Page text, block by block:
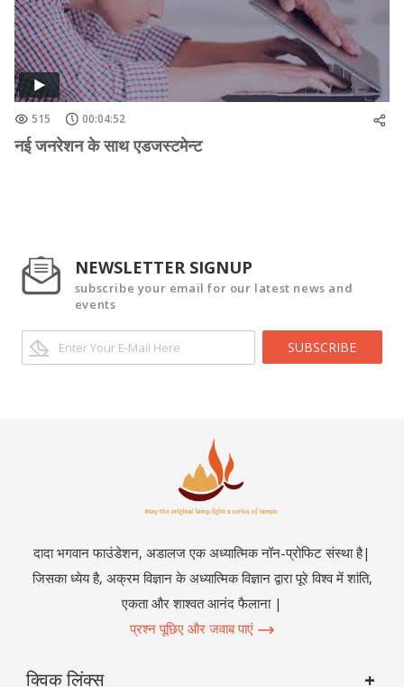
515 00:04:52
नई जनरेशन के साथ एडजस्टमेन्ट
NEWSLETTER SIGNUP
subscribe your email for our latest news and
events
SUBSCRIBE
दादा भगवान फाउंडेशन, अडालज एक अध्यात्मिक नॉन-प्रोफिट संस्था है|
जिसका ध्येय है, अक्रम विज्ञान के अध्यात्मिक विज्ञान द्वारा पूरे विश्व में शांति,
एकता और शाश्वत आनंद फैलाना |
प्रश्न पूछिए और जवाब पाएं
क्विक लिंक्स